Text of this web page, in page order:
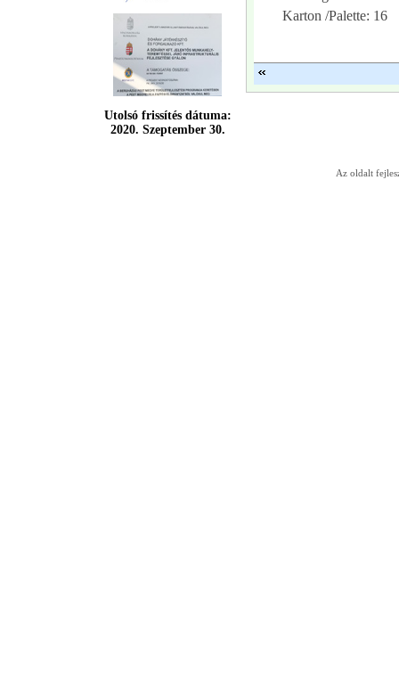
Utolsó frissítés dátuma:
2020. Szeptember 30.
Karton /Palette: 16
Az oldalt